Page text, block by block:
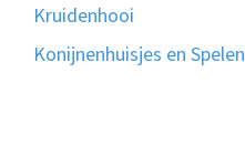
Kruidenhooi
Konijnenhuisjes en Spelen